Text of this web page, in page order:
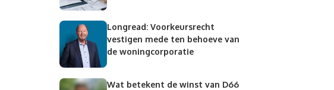
Longread: Voorkeursrecht
vestigen mede ten behoeve van
de woningcorporatie
Wat betekent de winst van D66